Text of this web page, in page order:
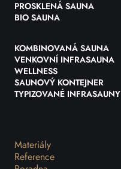
PROSKLENÁ SAUNA
BIO SAUNA
KOMBINOVANÁ SAUNA
VENKOVNÍ INFRASAUNA
WELLNESS
SAUNOVÝ KONTEJNER
TYPIZOVANÉ INFRASAUNY
Materiály
Reference